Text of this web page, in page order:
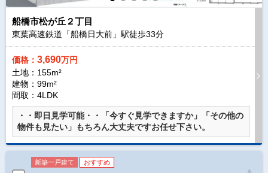
船橋市松が丘２丁目
東葉高速鉄道「船橋日大前」駅徒歩33分
価格： 3,690万円
土地：155m²
建物：99m²
間取：4LDK
・・即日見学可能・・「今すぐ見学できますか」「その他の
物件も見たい」もちろん大丈夫ですお任せ下さい。
新築一戸建て おすすめ